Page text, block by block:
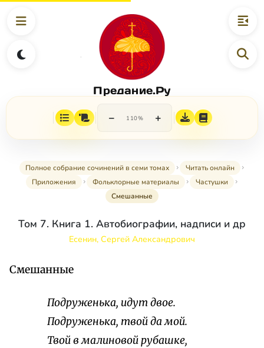
Предание.Ру
− 110% +
Полное собрание сочинений в семи томах
Читать онлайн
Приложения
Фольклорные материалы
Частушки
Смешанные
Том 7. Книга 1. Автобиографии, надписи и др
Есенин, Сергей Александрович
Смешанные
Подруженька, идут двое.
Подруженька, твой да мой.
Твой в малиновой рубашке,